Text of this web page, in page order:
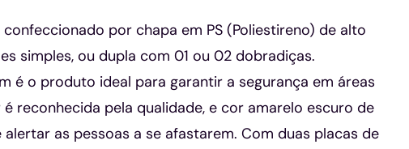
por chapa em PS (Poliestireno) de alto
simples, ou dupla com 01 ou 02 dobradiças.
é o produto ideal para garantir a segurança em áreas
reconhecida pela qualidade, e cor amarelo escuro de
as pessoas a se afastarem. Com duas placas de